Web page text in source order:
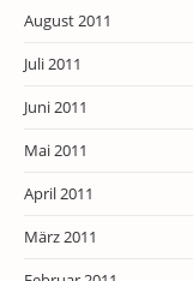
August 2011
Juli 2011
Juni 2011
Mai 2011
April 2011
März 2011